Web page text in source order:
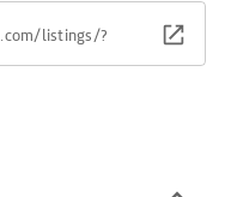
listings/?